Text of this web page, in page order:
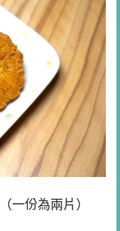
（一份為兩片）